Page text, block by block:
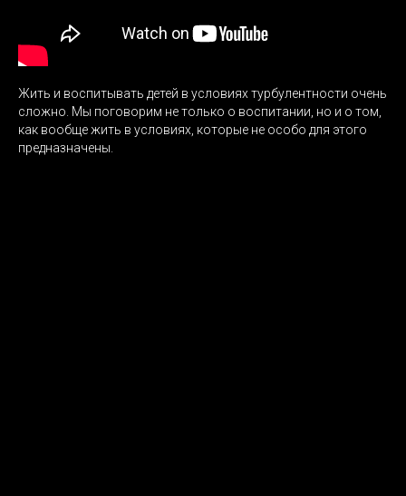
Жить и воспитывать детей в условиях турбулентности очень
сложно. Мы поговорим не только о воспитании, но и о том,
как вообще жить в условиях, которые не особо для этого
предназначены.